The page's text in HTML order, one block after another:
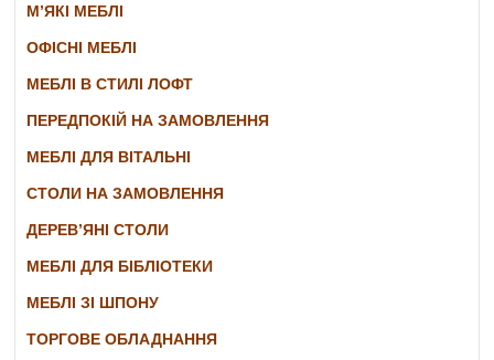
М’ЯКІ МЕБЛІ
ОФІСНІ МЕБЛІ
МЕБЛІ В СТИЛІ ЛОФТ
ПЕРЕДПОКІЙ НА ЗАМОВЛЕННЯ
МЕБЛІ ДЛЯ ВІТАЛЬНІ
СТОЛИ НА ЗАМОВЛЕННЯ
ДЕРЕВ’ЯНІ СТОЛИ
МЕБЛІ ДЛЯ БІБЛІОТЕКИ
МЕБЛІ ЗІ ШПОНУ
ТОРГОВЕ ОБЛАДНАННЯ